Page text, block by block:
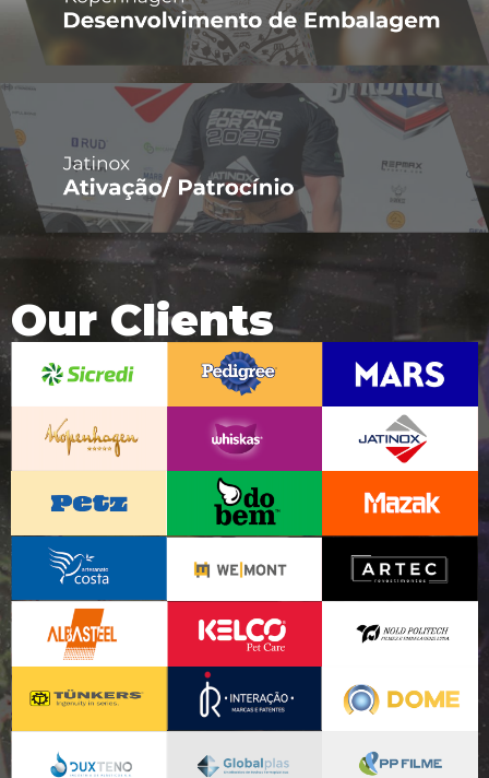
Our Clients